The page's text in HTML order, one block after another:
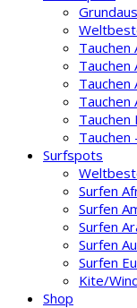
Tauchen
Tauchen
Tauchen
Tauchen
Tauchen
Tauchen
Surfspots
Surfen
Surfen
Surfen
Surfen
Surfen
Kite/
Shop